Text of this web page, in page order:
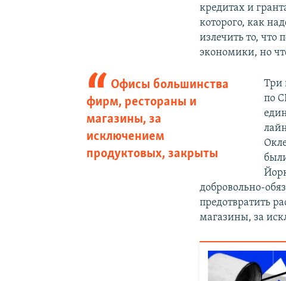
кредитах и
которого, как
излечить то,
экономики, но
Офисы большинства
фирм, рестораны и
магазины, за
исключением
продуктовых, закрыты
Три
по
добровольно-
предотвратить
магазины, за